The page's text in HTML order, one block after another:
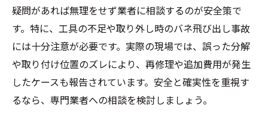
疑問があれば無理をせず業者に相談するのが安全策で
す。特に、工具の不足や取り外し時のバネ飛び出し事故
には十分注意が必要です。実際の現場では、誤った分解
や取り付け位置のズレにより、再修理や追加費用が発生
したケースも報告されています。安全と確実性を重視す
るなら、専門業者への相談を検討しましょう。